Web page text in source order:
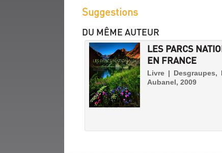
Suggestions
DU MÊME AUTEUR
LES PARCS
EN FRANCE
Livre | Desgraupes,
Aubanel, 2009